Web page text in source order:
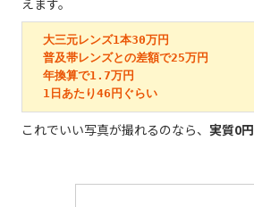
えます。
大三元レンズ1本30万円
普及帯レンズとの差額で25万円
年換算で1.7万円
1日あたり46円ぐらい
これでいい写真が撮れるのなら、 実質0円